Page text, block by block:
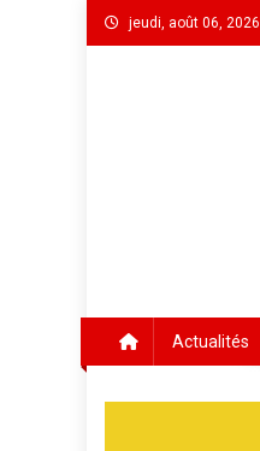
jeudi, août 06, 2026
Actualités